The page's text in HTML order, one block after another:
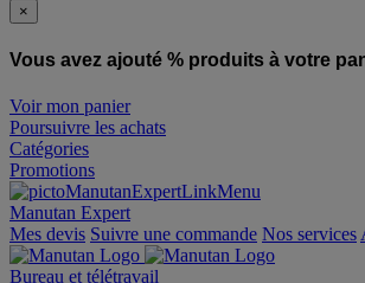
×
Vous avez ajouté % produits à votre
Voir mon panier
Poursuivre les achats
Catégories
Promotions
Manutan Expert
offre reconditionnée
Mes devis Suivre une commande Nos services